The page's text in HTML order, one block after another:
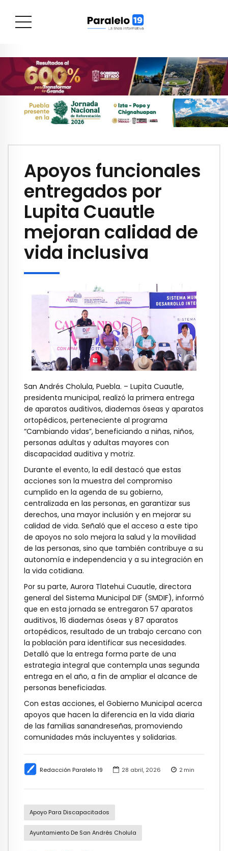
Redacción Paralelo 19 28 abril, 2026 2 min
Apoyo Para Discapacitados
Ayuntamiento De San Andrés Cholula
Apoyos funcionales
entregados por
Lupita Cuautle
mejoran calidad de
vida inclusiva
San Andrés Cholula, Puebla. – Lupita Cuautle,
presidenta municipal, realizó la primera entrega
de aparatos auditivos, diademas óseas y aparatos
ortopédicos, perteneciente al programa
“Cambiando vidas”, beneficiando a niñas, niños,
personas adultas y adultas mayores con
discapacidad auditiva y motriz.
Durante el evento, la edil destacó que estas
acciones son la muestra del compromiso
cumplido en la agenda de su gobierno,
centralizada en las personas, en garantizar sus
derechos, una mayor inclusión y en mejorar su
calidad de vida. Señaló que el acceso a este tipo
de apoyos no solo mejora la salud y la movilidad
de las personas, sino que también contribuye a su
autonomía e independencia y a su integración en
la vida cotidiana.
Por su parte, Aurora Tlatehui Cuautle, directora
general del Sistema Municipal DIF (SMDIF), informó
que en esta jornada se entregaron 57 aparatos
auditivos, 16 diademas óseas y 87 aparatos
ortopédicos, resultado de un trabajo cercano con
la población para identificar sus necesidades.
Detalló que la entrega forma parte de una
estrategia integral que contempla unas segunda
entrega en el año, a fin de ampliar el alcance de
personas beneficiadas.
Con estas acciones, el Gobierno Municipal acerca
apoyos que hacen la diferencia en la vida diaria
de las familias sanandreseñas, promoviendo
comunidades más incluyentes y solidarias.